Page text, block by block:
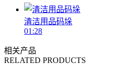
清洁用品码垛
01:28
相关产品
RELATED PRODUCTS